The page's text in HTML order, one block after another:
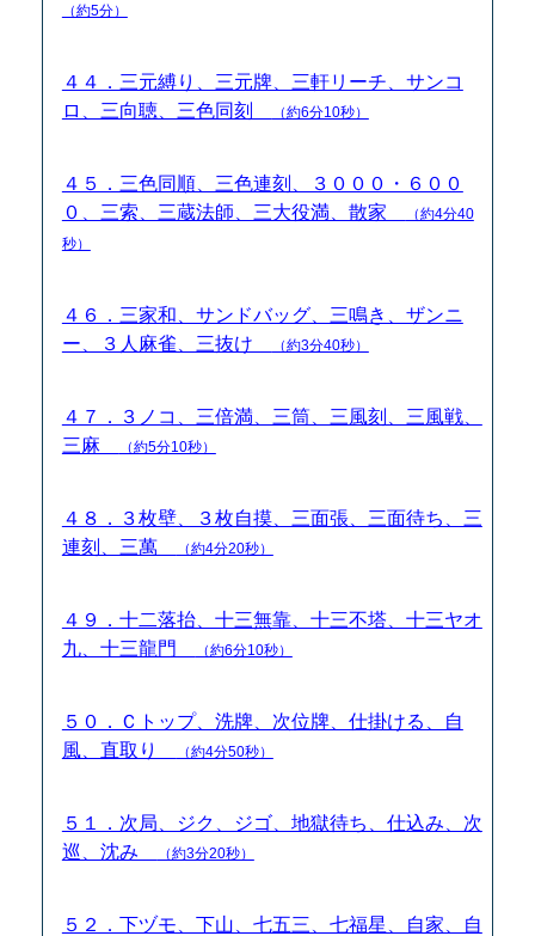
（約5分）
４４．三元縛り、三元牌、三軒リーチ、サンコ
ロ、三向聴、三色同刻
（約6分10秒）
４５．三色同順、三色連刻、３０００・６００
０、三索、三蔵法師、三大役満、散家
（約4分40
秒）
４６．三家和、サンドバッグ、三鳴き、ザンニ
ー、３人麻雀、三抜け
（約3分40秒）
４７．３ノコ、三倍満、三筒、三風刻、三風戦、
三麻
（約5分10秒）
４８．３枚壁、３枚自摸、三面張、三面待ち、三
連刻、三萬
（約4分20秒）
４９．十二落抬、十三無靠、十三不塔、十三ヤオ
九、十三龍門
（約6分10秒）
５０．Ｃトップ、洗牌、次位牌、仕掛ける、自
風、直取り
（約4分50秒）
５１．次局、ジク、ジゴ、地獄待ち、仕込み、次
巡、沈み
（約3分20秒）
５２．下ヅモ、下山、七五三、七福星、自家、自